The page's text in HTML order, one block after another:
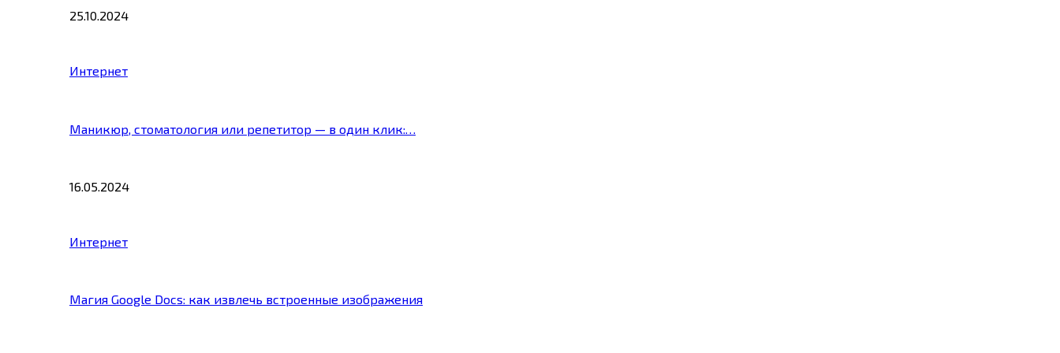
25.10.2024
Интернет
Маникюр, стоматология или репетитор — в один клик:…
16.05.2024
Интернет
Магия Google Docs: как извлечь встроенные изображения